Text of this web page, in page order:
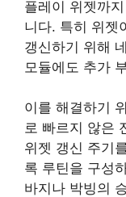
플레이 위젯까
니다. 특히 위젯
갱신하기 위해
모듈에도 추가
이를 해결하기
로 빠르지 않은
위젯 갱신 주기
록 루틴을 구성
바지나 박빙의